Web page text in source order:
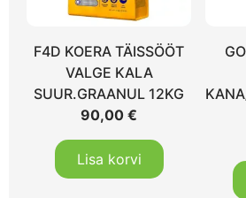
F4D KOERA TÄISSÖÖT
VALGE KALA
SUUR.GRAANUL 12KG
90,00€
Lisa korvi